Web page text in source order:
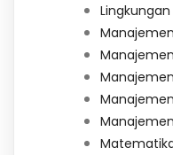
Lingkungan
Manajemen